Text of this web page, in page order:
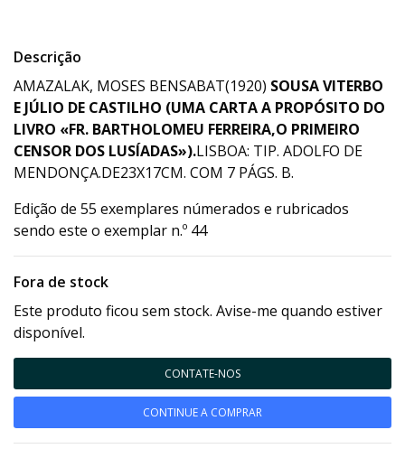
Descrição
AMAZALAK, MOSES BENSABAT(1920) SOUSA VITERBO
E JÚLIO DE CASTILHO (UMA CARTA A PROPÓSITO DO
LIVRO «FR. BARTHOLOMEU FERREIRA,O PRIMEIRO
CENSOR DOS LUSÍADAS»).LISBOA: TIP. ADOLFO DE
MENDONÇA.DE23X17CM. COM 7 PÁGS. B.
Edição de 55 exemplares númerados e rubricados
sendo este o exemplar n.º 44
Fora de stock
Este produto ficou sem stock. Avise-me quando estiver
disponível.
CONTATE-NOS
CONTINUE A COMPRAR